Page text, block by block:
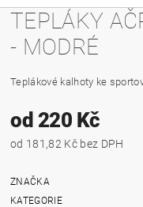
TEPLÁKY
- MODRÉ
Teplákové kalhoty ke
od 220 Kč
od 181,82 Kč bez DPH
ZNAČKA
KATEGORIE